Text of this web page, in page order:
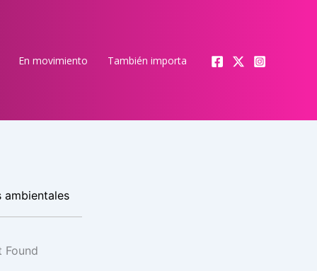
En movimiento También importa
ambientales